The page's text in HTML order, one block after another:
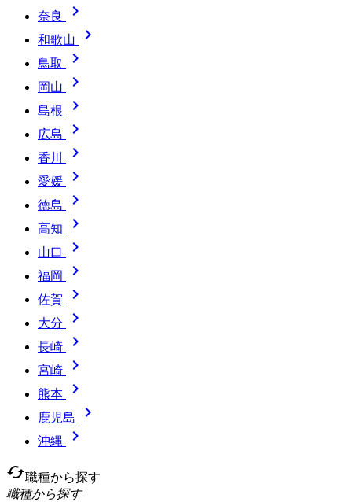
奈良 
和歌山 
鳥取 
岡山 
島根 
広島 
香川 
愛媛 
徳島 
高知 
山口 
福岡 
佐賀 
大分 
長崎 
宮崎 
熊本 
鹿児島 
沖縄

cached職種から探す
職種から探す